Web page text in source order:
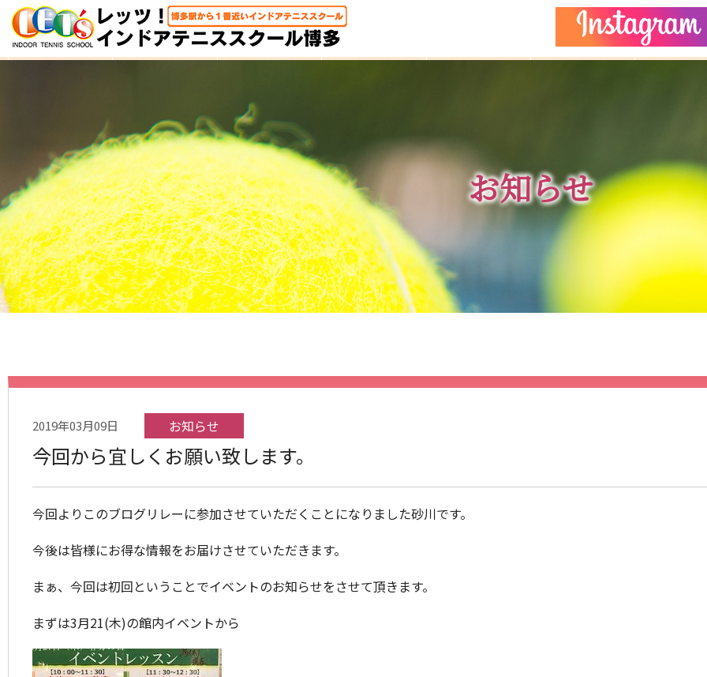
HOME 体験レッスン 大人クラス 子どもクラス イベント 施設ガ
お知らせ
2019年03月09日 お知らせ
今回から宜しくお願い致します。
今回よりこのブログリレーに参加させていただくことになりました砂川です。
今後は皆様にお得な情報をお届けさせていただきます。
まぁ、今回は初回ということでイベントのお知らせをさせて頂きます。
まずは3月21(木)の館内イベントから